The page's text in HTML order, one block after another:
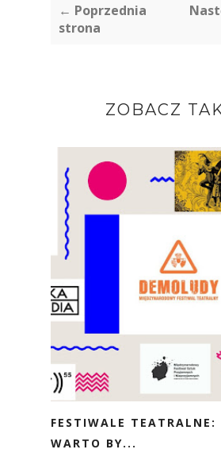
← Poprzednia
strona
ZOBACZ
FESTIWALE TEATRALNE:
WARTO BY...